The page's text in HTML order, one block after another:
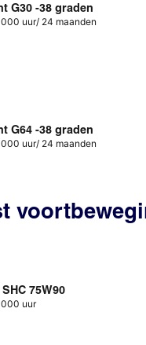
G30 -38 graden
uur/ 24 maanden
G64 -38 graden
uur/ 24 maanden
75W90
uur